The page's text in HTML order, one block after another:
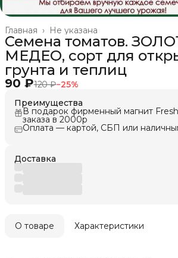
Не указана
Главная ›
Семена томатов.
МЕДЕО, сорт для
грунта и теплиц
90 ₽120 ₽−25%
Преимущества
В подарок фирменный магнит
заказа в 2000р
Оплата — картой, СБП или
Доставка
О товаре Характеристики